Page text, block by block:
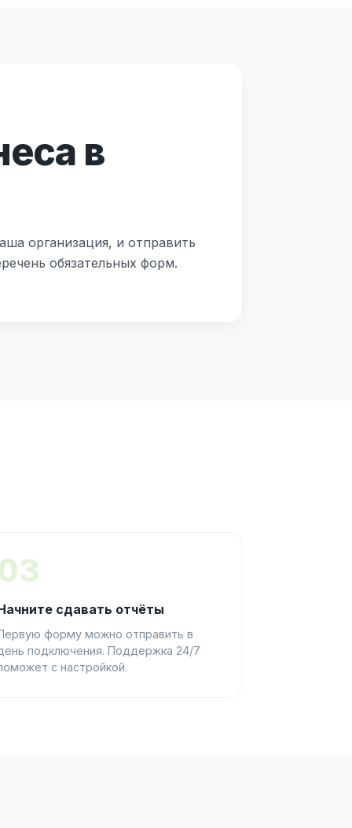
в
организация, и отправить
обязательных форм.
сдавать отчёты
форму можно отправить в
подключения. Поддержка 24/7
с настройкой.